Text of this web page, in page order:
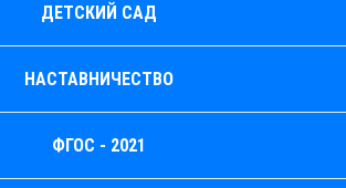
ДЕТСКИЙ САД
НАСТАВНИЧЕСТВО
ФГОС - 2021